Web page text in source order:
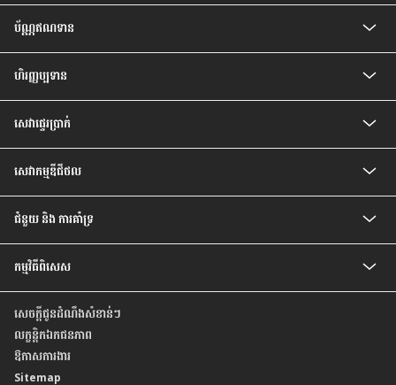
គណនីកុមារ
គណនីបញ្ញើសំចៃ
គណនីសន្សំជាប្រាក់រៀល
គណនីបញ្ញើ មានកាលកំណត់
គណនីបញ្ញើ មានកាលកំណត់ ប្រាក់រៀល
គណនីបញ្ញើមានកាលកំណត់ រូបិយប័ណ្ណបរទេស
គណនីសន្សំវៃឆ្លាត
គណនីប្រាក់បៀវត្សវៃឆ្លាត
ប័ណ្ណឥណទាន
ប័ណ្ណឥណទាន CIMB Visa Gold
ប័ណ្ណឥណទាន CIMB PREFERRED VISA PLATINUM
បទប្បញ្ញត្តិ និងលក្ខខណ្ឌរបស់ម្ចាស់ប័ណ្ណ
ហិរញ្ញប្បទាន
ឥណទានគេហដ្ឋាន
ឥណទានរថយន្ត
ឥណទានបុគ្គល
ឥណទានប្រាក់បៀវត្ស
ឥណទានកែលម្អគេហដ្ឋាន
សេវា​ផ្ទេរ​ប្រាក់
សេវាផ្ទេរប្រាក់ Telegraph
សេវាកម្មឌីជីថល
សេវាធនាគារដោយខ្លួនឯង
ជំនួយ និង ការគាំទ្រ
អត្រា និង ការបង់ប្រាក់
សំណួរ ដែលសួរញឹកញាប់
ទំនាក់ទំនងយើងខ្ញុំ
មកកាន់ទីតាំងយើងខ្ញុំ
គោលការណ៍ ស្តីពីការផ្តល់ តម្លៃដល់អតិថិជន ដោយស្មើភាពគ្នា
របាយការណ៍ប្រចាំឆ្នាំ
កម្មវិធីពិសេស
កម្មវិធីពិសេសថ្មីៗ
កម្មវិធីពិសេស សម្រាប់ប័ណ្ណឥណទាន
សេចក្តីជូនដំណឹងសំខាន់ៗ
លក្ខន្តិកឯកជនភាព
ឱកាសការងារ
Sitemap